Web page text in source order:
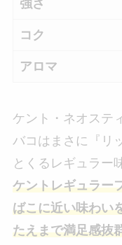
強さ
コク
アロマ
ケント・ネオステ
バコはまさに『リ
とくるレギュラー
ケントレギュラー
ばこに近い味わい
たえまで満足感抜